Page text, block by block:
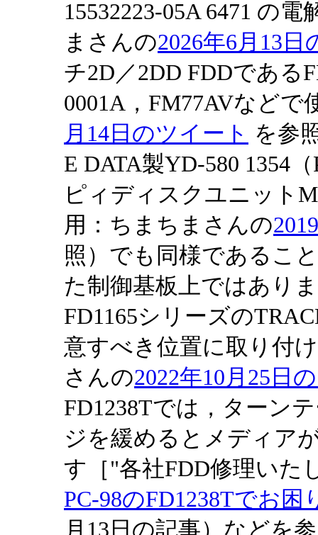
15532223-05A 6471 の
まさんの2026年6月13日
チ2D／2DD FDDである
0001A，FM77AVなど
月14日のツイート を参
E DATA製YD-580 1354
ピィディスクユニット
用：ちまちまさんの
照）でも同様であるこ
た制御基板上ではあり
FD1165シリーズの
意すべき位置に取り付
さんの2022年10月25日
FD1238Tでは，ターン
ジを緩めるとメディア
す［"各社FDD修理いた
PC-98のFD1238Tでお
月13日の記事）などを